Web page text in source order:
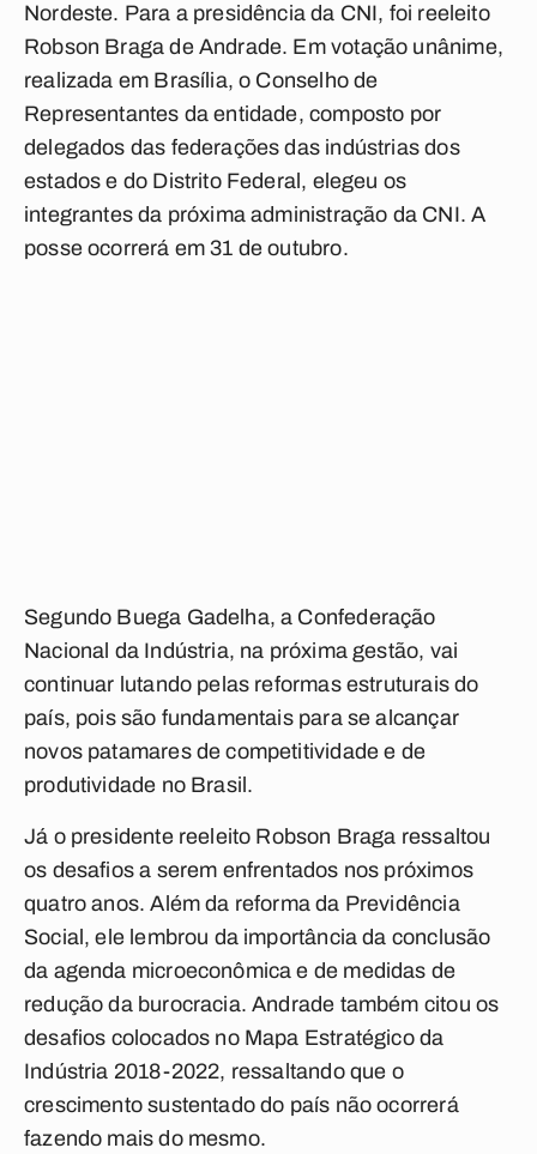
Nordeste. Para a presidência da CNI, foi reeleito
Robson Braga de Andrade. Em votação unânime,
realizada em Brasília, o Conselho de
Representantes da entidade, composto por
delegados das federações das indústrias dos
estados e do Distrito Federal, elegeu os
integrantes da próxima administração da CNI. A
posse ocorrerá em 31 de outubro.
Segundo Buega Gadelha, a Confederação
Nacional da Indústria, na próxima gestão, vai
continuar lutando pelas reformas estruturais do
país, pois são fundamentais para se alcançar
novos patamares de competitividade e de
produtividade no Brasil.
Já o presidente reeleito Robson Braga ressaltou
os desafios a serem enfrentados nos próximos
quatro anos. Além da reforma da Previdência
Social, ele lembrou da importância da conclusão
da agenda microeconômica e de medidas de
redução da burocracia. Andrade também citou os
desafios colocados no Mapa Estratégico da
Indústria 2018-2022, ressaltando que o
crescimento sustentado do país não ocorrerá
fazendo mais do mesmo.